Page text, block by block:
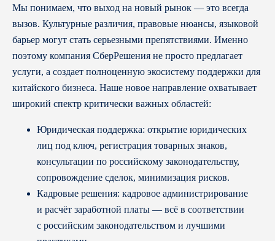
Мы понимаем, что выход на новый рынок — это всегда
вызов. Культурные различия, правовые нюансы, языковой
барьер могут стать серьезными препятствиями. Именно
поэтому компания СберРешения не просто предлагает
услуги, а создает полноценную экосистему поддержки для
китайского бизнеса. Наше новое направление охватывает
широкий спектр критически важных областей:
Юридическая поддержка: открытие юридических
лиц под ключ, регистрация товарных знаков,
консультации по российскому законодательству,
сопровождение сделок, минимизация рисков.
Кадровые решения: кадровое администрирование
и расчёт заработной платы — всё в соответствии
с российским законодательством и лучшими